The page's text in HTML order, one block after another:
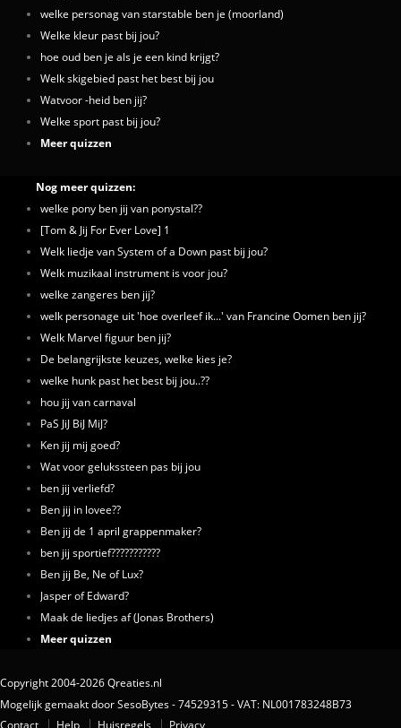
welke personag van starstable ben je (moorland)
Welke kleur past bij jou?
hoe oud ben je als je een kind krijgt?
Welk skigebied past het best bij jou
Watvoor -heid ben jij?
Welke sport past bij jou?
Meer quizzen
Nog meer quizzen:
welke pony ben jij van ponystal??
[Tom & Jij For Ever Love] 1
Welk liedje van System of a Down past bij jou?
Welk muzikaal instrument is voor jou?
welke zangeres ben jij?
welk personage uit 'hoe overleef ik...' van Francine Oomen ben jij?
Welk Marvel figuur ben jij?
De belangrijkste keuzes, welke kies je?
welke hunk past het best bij jou..??
hou jij van carnaval
PaS JiJ BiJ MiJ?
Ken jij mij goed?
Wat voor gelukssteen pas bij jou
ben jij verliefd?
Ben jij in lovee??
Ben jij de 1 april grappenmaker?
ben jij sportief???????????
Ben jij Be, Ne of Lux?
Jasper of Edward?
Maak de liedjes af (Jonas Brothers)
Meer quizzen
Copyright 2004-2026 Qreaties.nl
Mogelijk gemaakt door SesoBytes - 74529315 - VAT: NL001783248B73
Contact
Help Huisregels Privacy